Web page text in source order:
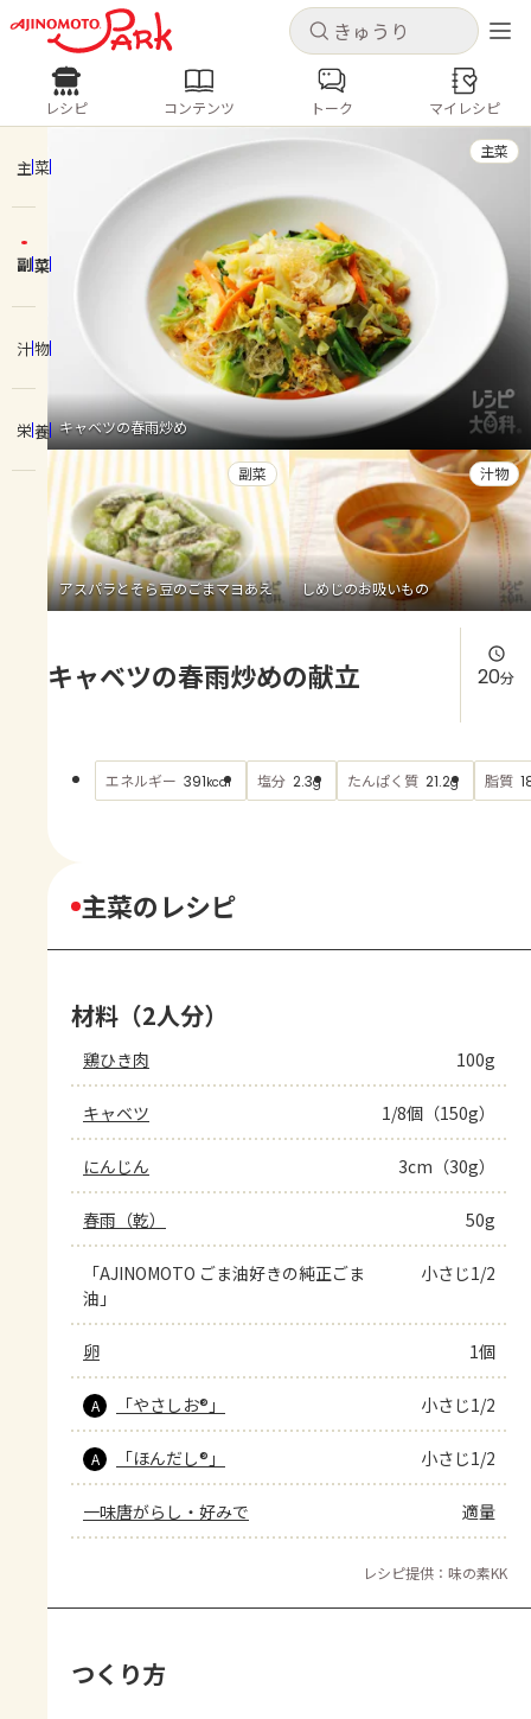
キャンセル
ログインするとレシピを保存できます
ログイン
ホーム
コンテンツ
レシピ
よくあるお問い合わせ
お買い物
AJINOMOTO PARK とは
キャンセル
レシピ コンテンツ
人気の食材・レシピ
きゅうり なす トマト
とうもろこし
ピーマン
みょうが ゴーヤ
レシピ コンテンツ トーク マイレシピ
主菜
副菜
汁物
栄養 キャベツの春雨炒め
主菜
アスパラとそら豆のごまマヨあえ
副菜
しめじのお吸いもの
汁物
キャベツの春雨炒めの献立 20分
エネルギー 391kcal 塩分 2.3g たんぱく質 21.2g 脂質
主菜のレシピ
材料（2人分）
鶏ひき肉 100g
キャベツ 1/8個（150g）
にんじん 3cm（30g）
春雨（乾） 50g
「AJINOMOTO ごま油好きの純正ごま
油」
小さじ1/2
卵 1個
A 「やさしお®」 小さじ1/2
A 「ほんだし®」 小さじ1/2
一味唐がらし・好みで 適量
レシピ提供：味の素KK
つくり方